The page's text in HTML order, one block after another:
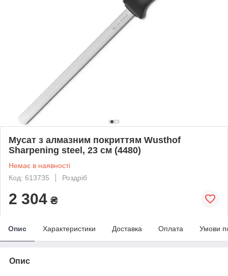
Мусат з алмазним покриттям Wusthof
Sharpening steel, 23 см (4480)
Немає в наявності
Код: 613735
Роздріб
2 304 ₴
Опис Характеристики Доставка Оплата Умови
Опис